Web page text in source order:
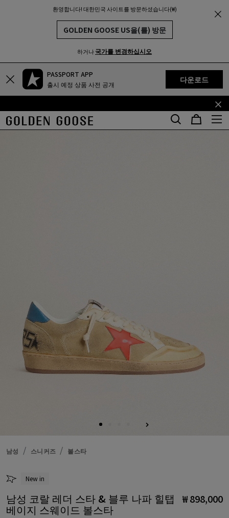
환영합니다! 대한민국 사이트를 방문하셨습니다(₩)
GOLDEN GOOSE US을(를) 방문
하거나국가를 변경하십시오
기
텐
츠
꼬
콘
텐
PASSPORT APP
출시 예정 상품 사전 공개
다운로드
남성 스니커즈 볼스타
New in
남성 코랄 레더 스타 & 블루 나파 힐탭
베이지 스웨이드 볼스타
₩ 898,000